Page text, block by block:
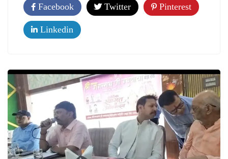
Facebook Twitter Pinterest
Linkedin